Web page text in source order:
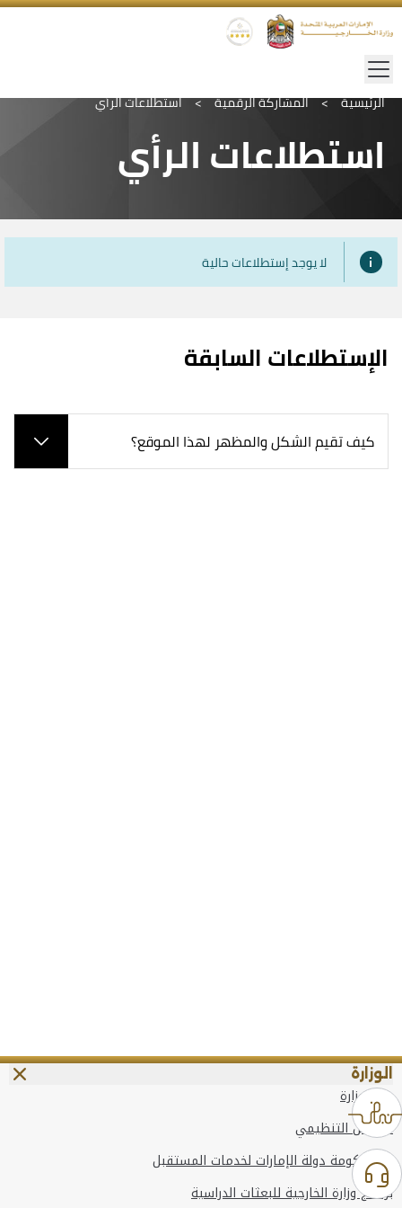
الرئيسية > المشاركة الرقمية > استطلاعات الرأي
استطلاعات الرأي
لا يوجد إستطلاعات حالية
الإستطلاعات السابقة
كيف تقيم الشكل والمظهر لهذا الموقع؟
الوزارة
عن الوزارة
الهيكل التنظيمي
وعد حكومة دولة الإمارات لخدمات المستقبل
برنامج وزارة الخارجية للبعثات الدراسية